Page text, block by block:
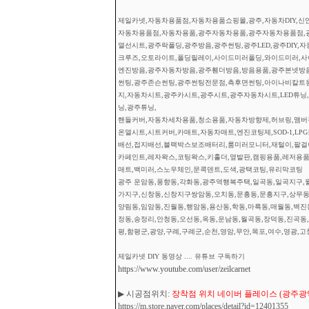
제일카넷,자동차용품점,자동차용품쇼핑몰,광주,자동차DIY,
자동차용품점,자동차용품,광주자동차용품,광주자동차용품
열선시트,광주락폴딩,광주방음,광주썬팅,광주LED,광주DIY,
크루즈,오토라이트,폴딩릴레이,사이드미러폴딩,와이드미러,
엔진방음,광주자동차방음,광주휀더방음,방음용품,광주본넷
썬팅,광주존슨썬팅,광주썬팅전문점,측후면썬팅,아이나비칼
지,자동차시트,광주카시트,광주시트,광주자동차시트,LED튜
닝,광주튜닝,
핸들커버,자동차세차용품,청소용품,자동차방향제,허브링,맴
온열시트,시트커버,카매트,자동차매트,엔진코팅제,SOD-
배선,접지배선,블랙박스보조배터리,룸미러모니터,재털이,팔
카페인트,레자왁스,코팅왁스,키홀더,옆발판,캠핑용품,레저용
매트,백미러,스노우체인,문콕덴트,도색,광택코팅,유리막코팅
광주 운암동,풍향동,각화동,광주역행복주택,일곡동,일곡지구
가지구,신창동,신창지구쌍암동,오치동,문흥동,문흥지구,상무
양림동,임암동,진월동,행암동,용산동,학동,마륵동,매월동,벽
정동,송정리,안청동,오선동,옥동,운남동,월곡동,장덕동,진곡
평,함평군,광양,구례,구례군,순천,영암,무안,목포,여수,영광,
제일카넷 DIY 동영상 .... 유튜브 구독하기
https://www.youtube.com/user/zeilcarnet
▶ 시공점위치: 장착점 위치 네이버 플레이스 (광주
https://m.store.naver.com/places/detail?id=12401355